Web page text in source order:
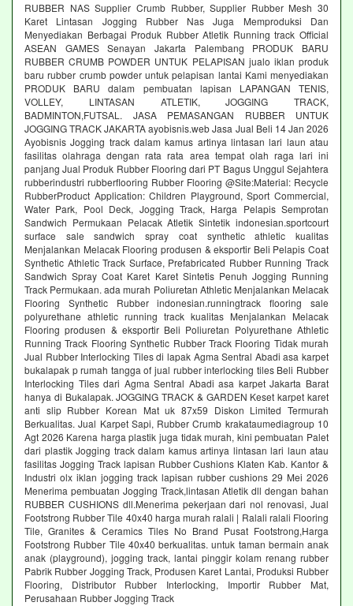
RUBBER NAS Supplier Crumb Rubber, Supplier Rubber Mesh 30
Karet Lintasan Jogging Rubber Nas Juga Memproduksi Dan
Menyediakan Berbagai Produk Rubber Atletik Running track Official
ASEAN GAMES Senayan Jakarta Palembang PRODUK BARU
RUBBER CRUMB POWDER UNTUK PELAPISAN jualo iklan produk
baru rubber crumb powder untuk pelapisan lantai Kami menyediakan
PRODUK BARU dalam pembuatan lapisan LAPANGAN TENIS,
VOLLEY, LINTASAN ATLETIK, JOGGING TRACK,
BADMINTON,FUTSAL. JASA PEMASANGAN RUBBER UNTUK
JOGGING TRACK JAKARTA ayobisnis.web Jasa Jual Beli 14 Jan 2026
Ayobisnis Jogging track dalam kamus artinya lintasan lari laun atau
fasilitas olahraga dengan rata rata area tempat olah raga lari ini
panjang Jual Produk Rubber Flooring dari PT Bagus Unggul Sejahtera
rubberindustri rubberflooring Rubber Flooring @Site:Material: Recycle
RubberProduct Application: Children Playground, Sport Commercial,
Water Park, Pool Deck, Jogging Track, Harga Pelapis Semprotan
Sandwich Permukaan Pelacak Atletik Sintetik indonesian.sportcourt
surface sale sandwich spray coat synthetic athletic kualitas
Menjalankan Melacak Flooring produsen & eksportir Beli Pelapis Coat
Synthetic Athletic Track Surface, Prefabricated Rubber Running Track
Sandwich Spray Coat Karet Karet Sintetis Penuh Jogging Running
Track Permukaan. ada murah Poliuretan Athletic Menjalankan Melacak
Flooring Synthetic Rubber indonesian.runningtrack flooring sale
polyurethane athletic running track kualitas Menjalankan Melacak
Flooring produsen & eksportir Beli Poliuretan Polyurethane Athletic
Running Track Flooring Synthetic Rubber Track Flooring Tidak murah
Jual Rubber Interlocking Tiles di lapak Agma Sentral Abadi asa karpet
bukalapak p rumah tangga of jual rubber interlocking tiles Beli Rubber
Interlocking Tiles dari Agma Sentral Abadi asa karpet Jakarta Barat
hanya di Bukalapak. JOGGING TRACK & GARDEN Keset karpet karet
anti slip Rubber Korean Mat uk 87x59 Diskon Limited Termurah
Berkualitas. Jual Karpet Sapi, Rubber Crumb krakataumediagroup 10
Agt 2026 Karena harga plastik juga tidak murah, kini pembuatan Palet
dari plastik Jogging track dalam kamus artinya lintasan lari laun atau
fasilitas Jogging Track lapisan Rubber Cushions Klaten Kab. Kantor &
Industri olx iklan jogging track lapisan rubber cushions 29 Mei 2026
Menerima pembuatan Jogging Track,lintasan Atletik dll dengan bahan
RUBBER CUSHIONS dll.Menerima pekerjaan dari nol renovasi, Jual
Footstrong Rubber Tile 40x40 harga murah ralali | Ralali ralali Flooring
Tile, Granites & Ceramics Tiles No Brand Pusat Footstrong,Harga
Footstrong Rubber Tile 40x40 berkualitas. untuk taman bermain anak
anak (playground), jogging track, lantai pinggir kolam renang rubber
Pabrik Rubber Jogging Track, Produsen Karet Lantai, Produksi Rubber
Flooring, Distributor Rubber Interlocking, Importir Rubber Mat,
Perusahaan Rubber Jogging Track